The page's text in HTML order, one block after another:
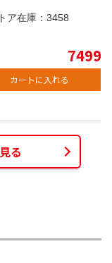
ア在庫： 3458
7499
カートに入れる
る